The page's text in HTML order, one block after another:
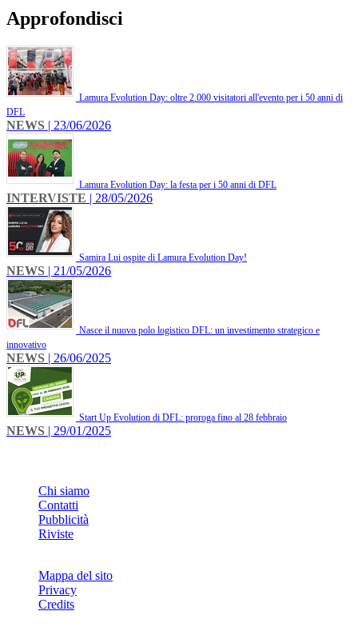
Approfondisci
Lamura Evolution Day: oltre 2.000 visitatori all'evento per i 50 anni di
DFL
NEWS | 23/06/2026
Lamura Evolution Day: la festa per i 50 anni di DFL
INTERVISTE | 28/05/2026
Samira Lui ospite di Lamura Evolution Day!
NEWS | 21/05/2026
Nasce il nuovo polo logistico DFL: un investimento strategico e
innovativo
NEWS | 26/06/2025
Start Up Evolution di DFL: proroga fino al 28 febbraio
NEWS | 29/01/2025
Chi siamo
Contatti
Pubblicità
Riviste
Mappa del sito
Privacy
Credits